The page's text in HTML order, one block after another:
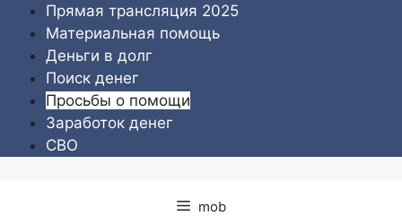
Перейти
содержимому
Прямая трансляция 2025
Материальная помощь
Деньги в долг
Поиск денег
Просьбы о помощи
Заработок денег
СВО
mob